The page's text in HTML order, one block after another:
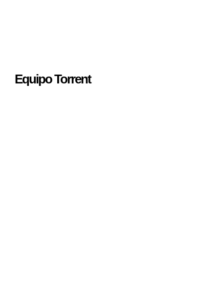
Equipo Torrent